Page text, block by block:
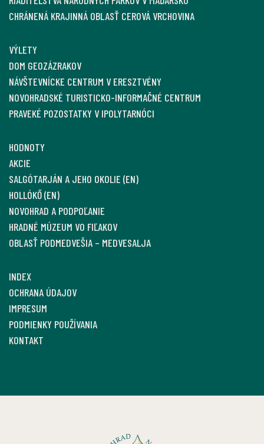
CHRÁNENÁ KRAJINNÁ OBLASŤ CEROVÁ VRCHOVINA
VÝLETY
DOM GEOZÁZRAKOV
NÁVŠTEVNÍCKE CENTRUM V ERESZTVÉNY
NOVOHRADSKÉ TURISTICKO-INFORMAČNÉ CENTRUM
PRAVEKÉ POZOSTATKY V IPOLYTARNÓCI
HODNOTY
AKCIE
SALGÓTARJÁN A JEHO OKOLIE (EN)
HOLLÓKŐ (EN)
NOVOHRAD A PODPOĽANIE
HRADNÉ MÚZEUM VO FIĽAKOV
OBLASŤ PODMEDVEŠIA – MEDVESALJA
INDEX
OCHRANA ÚDAJOV
IMPRESUM
PODMIENKY POUŽÍVANIA
KONTAKT